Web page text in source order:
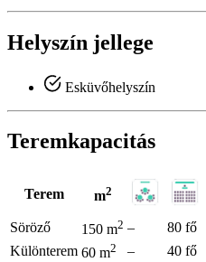
Helyszín jellege
Esküvőhelyszín
Teremkapacitás
Terem m2
Söröző 150 m2 – 80 fő
Különterem 60 m2 – 40 fő